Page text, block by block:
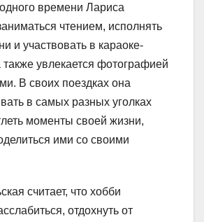
времени Лариса
чтением, исполнять
и участвовать в караоке-
также увлекается фотографией
В своих поездках она
в самых разных уголках
моменты своей жизни,
ими со своими
считает, что хобби
отдохнуть от